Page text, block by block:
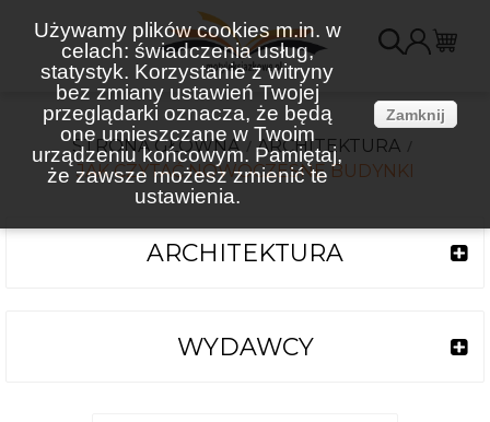
Używamy plików cookies m.in. w
celach: świadczenia usług,
statystyk. Korzystanie z witryny
bez zmiany ustawień Twojej
przeglądarki oznacza, że będą
one umieszczane w Twoim
urządzeniu końcowym. Pamiętaj,
że zawsze możesz zmienić te
ustawienia.
Zamknij
STRONA GŁÓWNA
ARCHITEKTURA
JAK CZYTAĆ NOWOCZESNE BUDYNKI
ARCHITEKTURA
WYDAWCY